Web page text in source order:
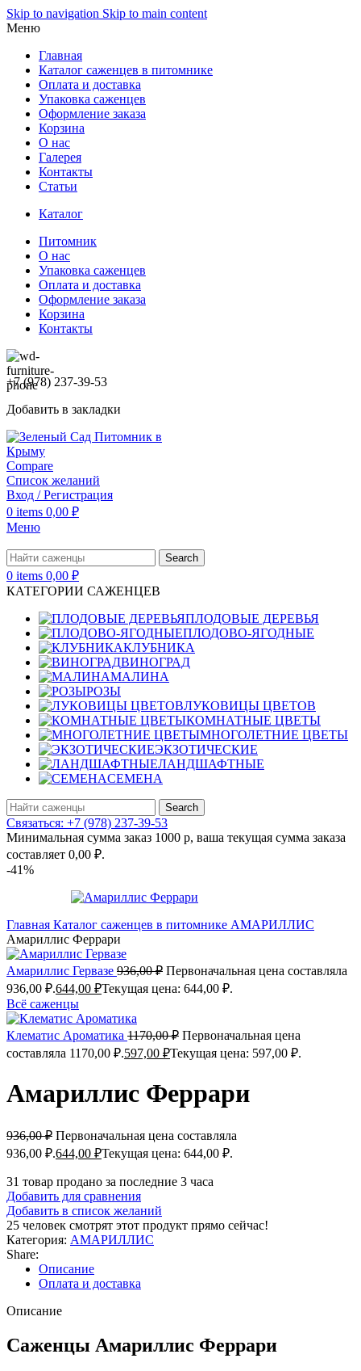
Skip to navigation Skip to main content
Меню
Главная
Каталог саженцев в питомнике
Оплата и доставка
Упаковка саженцев
Оформление заказа
Корзина
О нас
Галерея
Контакты
Статьи
Каталог
Питомник
О нас
Упаковка саженцев
Оплата и доставка
Оформление заказа
Корзина
Контакты
+7 (978) 237-39-53
Добавить в закладки
Compare
Список желаний
Вход / Регистрация
0 items 0,00 ₽
Меню
Search
0 items 0,00 ₽
КАТЕГОРИИ САЖЕНЦЕВ
ПЛОДОВЫЕ ДЕРЕВЬЯ
ПЛОДОВО-ЯГОДНЫЕ
КЛУБНИКА
ВИНОГРАД
МАЛИНА
РОЗЫ
ЛУКОВИЦЫ ЦВЕТОВ
КОМНАТНЫЕ ЦВЕТЫ
МНОГОЛЕТНИЕ ЦВЕТЫ
ЭКЗОТИЧЕСКИЕ
ЛАНДШАФТНЫЕ
СЕМЕНА
Search
Связаться: +7 (978) 237-39-53
Минимальная сумма заказ 1000 р, ваша текущая сумма заказа
составляет 0,00 ₽.
-41%
Главная Каталог саженцев в питомнике АМАРИЛЛИС
Амариллис Феррари
Амариллис Гервазе 936,00₽ Первоначальная цена составляла
936,00 ₽.644,00 ₽Текущая цена: 644,00 ₽.
Всё саженцы
Клематис Ароматика 1170,00₽ Первоначальная цена
составляла 1170,00 ₽.597,00 ₽Текущая цена: 597,00 ₽.
Амариллис Феррари
936,00₽ Первоначальная цена составляла
936,00 ₽.644,00 ₽Текущая цена: 644,00 ₽.
31 товар продано за последние 3 часа
Добавить для сравнения
Добавить в список желаний
25 человек смотрят этот продукт прямо сейчас!
Категория: АМАРИЛЛИС
Share:
Описание
Оплата и доставка
Описание
Саженцы Амариллис Феррари